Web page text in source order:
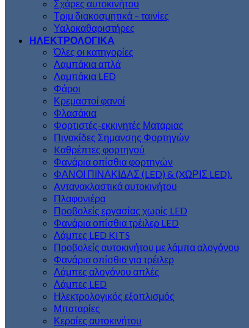
Σχάρες αυτοκινήτου
Τριμ διακοσμητικά – ταινίες
Υαλοκαθαριστήρες
ΗΛΕΚΤΡΟΛΟΓΙΚΑ
Όλες οι κατηγορίες
Λαμπάκια απλά
Λαμπάκια LED
Φάροι
Κρεμαστοί φανοί
Φλασάκια
Φορτιστές-εκκινητές Ματαριας
Πινακίδες Σημανσης Φορτηγών
Kαθρέπτες φορτηγού
Φανάρια οπίσθια φορτηγών
ΦΑΝΟΙ ΠΙΝΑΚΙΔΑΣ (LED) & (XΩΡΙΣ LED).
Aντανακλαστικά αυτοκινήτου
Πλαφονιέρα
Προβολείς εργασίας χωρίς LED
Φανάρια οπίσθια τρέιλερ LED
Λάμπες LED KITS
Προβολείς αυτοκινήτου με λάμπα αλογόνου
Φανάρια οπίσθια για τρέιλερ
Λάμπες αλογόνου απλές
Λάμπες LED
Ηλεκτρολογικός εξοπλισμός
Μπαταρίες
Κεραίες αυτοκινήτου